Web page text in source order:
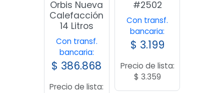
Orbis Nueva
Calefacción
14 Litros
Con transf.
bancaria:
$ 386.868
Precio de lista:
#2502
Con transf.
bancaria:
$ 3.199
Precio de lista:
$ 3.359